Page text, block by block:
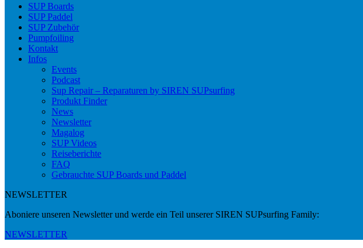
SUP Boards
SUP Paddel
SUP Zubehör
Pumpfoiling
Kontakt
Infos
Events
Podcast
Sup Repair – Reparaturen by SIREN SUPsurfing
Produkt Finder
News
Newsletter
Magalog
SUP Videos
Reiseberichte
FAQ
Gebrauchte SUP Boards und Paddel
NEWSLETTER
Aboniere unseren Newsletter und werde ein Teil unserer SIREN SUPsurfing Family:
NEWSLETTER